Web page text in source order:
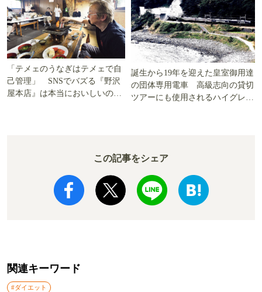
「テメェのうなぎはテメェで自
己管理」 SNSでバズる『野沢
屋本店』は本当においしいの
誕生から19年を迎えた皇室御用達
の団体専用電車 高級志向の貸切
ツアーにも使用されるハイグレー
この記事をシェア
関連キーワード
#ダイエット